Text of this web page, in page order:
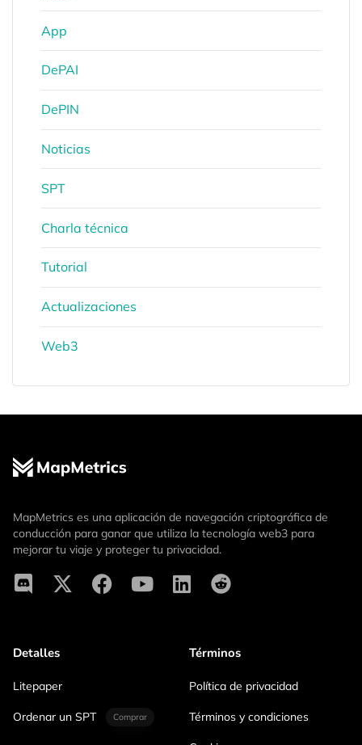
App
DePAI
DePIN
Noticias
SPT
Charla técnica
Tutorial
Actualizaciones
Web3
MapMetrics es una aplicación de navegación criptográfica de
conducción para ganar que utiliza la tecnología web3 para
mejorar tu viaje y proteger tu privacidad.
Detalles
Litepaper
Ordenar un SPT Comprar
Términos
Política de privacidad
Términos y condiciones